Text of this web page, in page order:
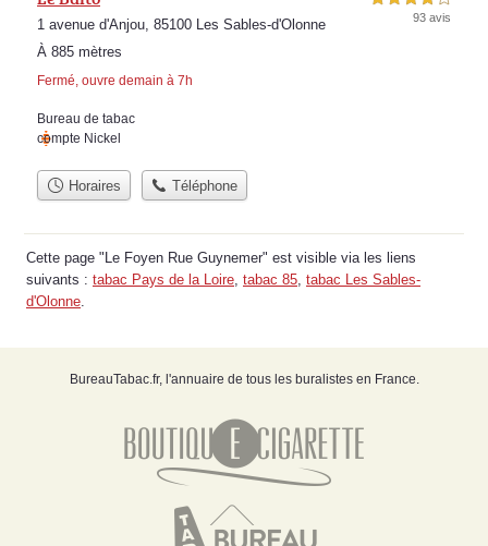
1 avenue d'Anjou, 85100 Les Sables-d'Olonne
À 885 mètres
Fermé, ouvre demain à 7h
93 avis
Bureau de tabac
compte Nickel
Horaires Téléphone
Cette page "Le Foyen Rue Guynemer" est visible via les liens
suivants : tabac Pays de la Loire, tabac 85, tabac Les Sables-
d'Olonne.
BureauTabac.fr, l'annuaire de tous les buralistes en France.